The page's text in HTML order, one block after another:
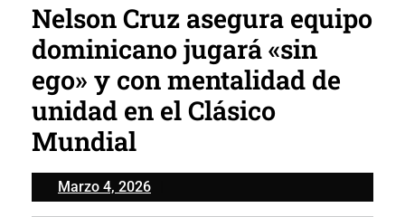
Nelson Cruz asegura equipo
dominicano jugará «sin
ego» y con mentalidad de
unidad en el Clásico
Mundial
Marzo 4, 2026Marzo
4,